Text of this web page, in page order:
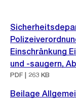
Einschränkung
und -saugern,
PDF | 263 KB
Beilage